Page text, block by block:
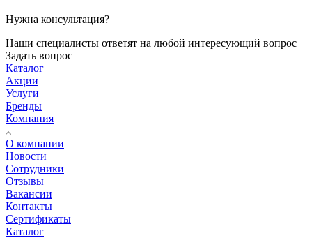
Нужна консультация?
Наши специалисты ответят на любой интересующий вопрос
Задать вопрос
Каталог
Акции
Услуги
Бренды
Компания
О компании
Новости
Сотрудники
Отзывы
Вакансии
Контакты
Сертификаты
Каталог